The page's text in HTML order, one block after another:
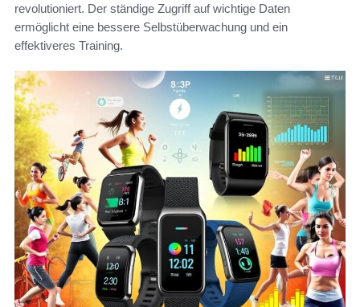
revolutioniert. Der ständige Zugriff auf wichtige Daten
ermöglicht eine bessere Selbstüberwachung und ein
effektiveres Training.